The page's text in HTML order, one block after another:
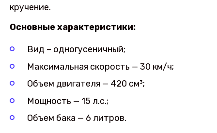
кручение.
Основные характеристики:
Вид – одногусеничный;
Максимальная скорость — 30 км/ч;
Объем двигателя — 420 см³;
Мощность — 15 л.с.;
Объем бака — 6 литров.